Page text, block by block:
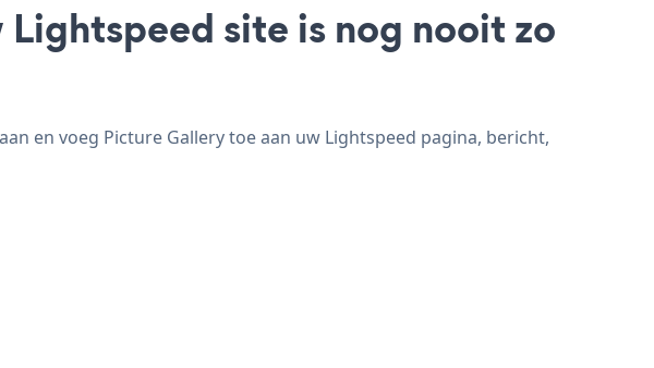
site is nog nooit zo
en voeg Picture Gallery toe aan uw Lightspeed pagina, bericht,